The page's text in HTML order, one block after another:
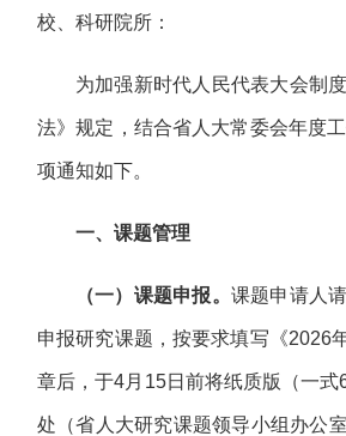
校、科研院所：
为加强新时代人民代表大会制
法》规定，结合省人大常委会年度
项通知如下。
一、课题管理
（一）课题申报。 课题申请人
申报研究课题，按要求填写《2026
章后，于4月15日前将纸质版（一
处（省人大研究课题领导小组办公